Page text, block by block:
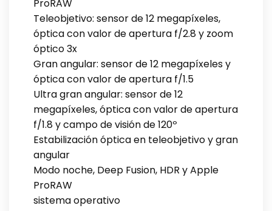
ProRAW
Teleobjetivo: sensor de 12 megapíxeles,
óptica con valor de apertura f/2.8 y zoom
óptico 3x
Gran angular: sensor de 12 megapíxeles y
óptica con valor de apertura f/1.5
Ultra gran angular: sensor de 12
megapíxeles, óptica con valor de apertura
f/1.8 y campo de visión de 120º
Estabilización óptica en teleobjetivo y gran
angular
Modo noche, Deep Fusion, HDR y Apple
ProRAW
sistema operativo